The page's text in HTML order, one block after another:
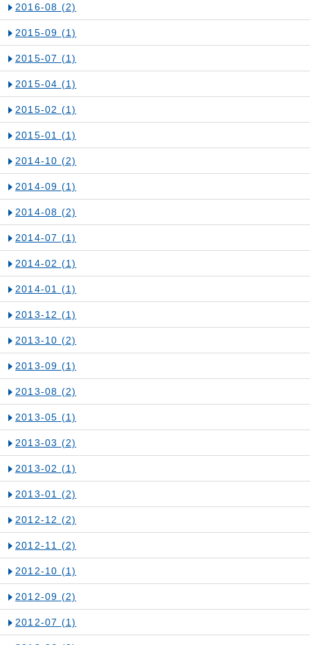
2016-08 (2)
2015-09 (1)
2015-07 (1)
2015-04 (1)
2015-02 (1)
2015-01 (1)
2014-10 (2)
2014-09 (1)
2014-08 (2)
2014-07 (1)
2014-02 (1)
2014-01 (1)
2013-12 (1)
2013-10 (2)
2013-09 (1)
2013-08 (2)
2013-05 (1)
2013-03 (2)
2013-02 (1)
2013-01 (2)
2012-12 (2)
2012-11 (2)
2012-10 (1)
2012-09 (2)
2012-07 (1)